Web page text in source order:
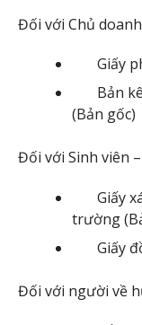
Đối với Chủ
Giấy
Bản
(Bản gốc)
Đối với Sinh viên
Giấy
trường
Giấy
Đối với người về